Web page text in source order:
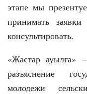
этапе мы
принимать
консультировать.
«Жастар ауылға»
разъяснение
молодежи